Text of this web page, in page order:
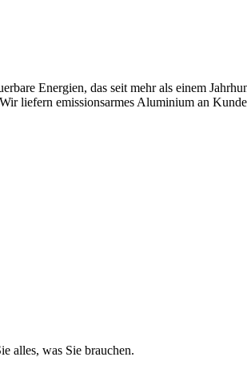
Energien, das seit mehr als einem
liefern emissionsarmes Aluminium an
alles, was Sie brauchen.